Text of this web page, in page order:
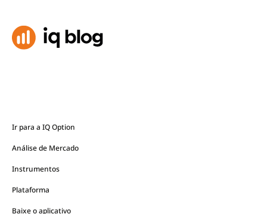
Ir para a IQ Option
Análise de Mercado
Instrumentos
Plataforma
Baixe o aplicativo